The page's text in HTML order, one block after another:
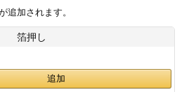
土
11
12
追加されます。
箔押し